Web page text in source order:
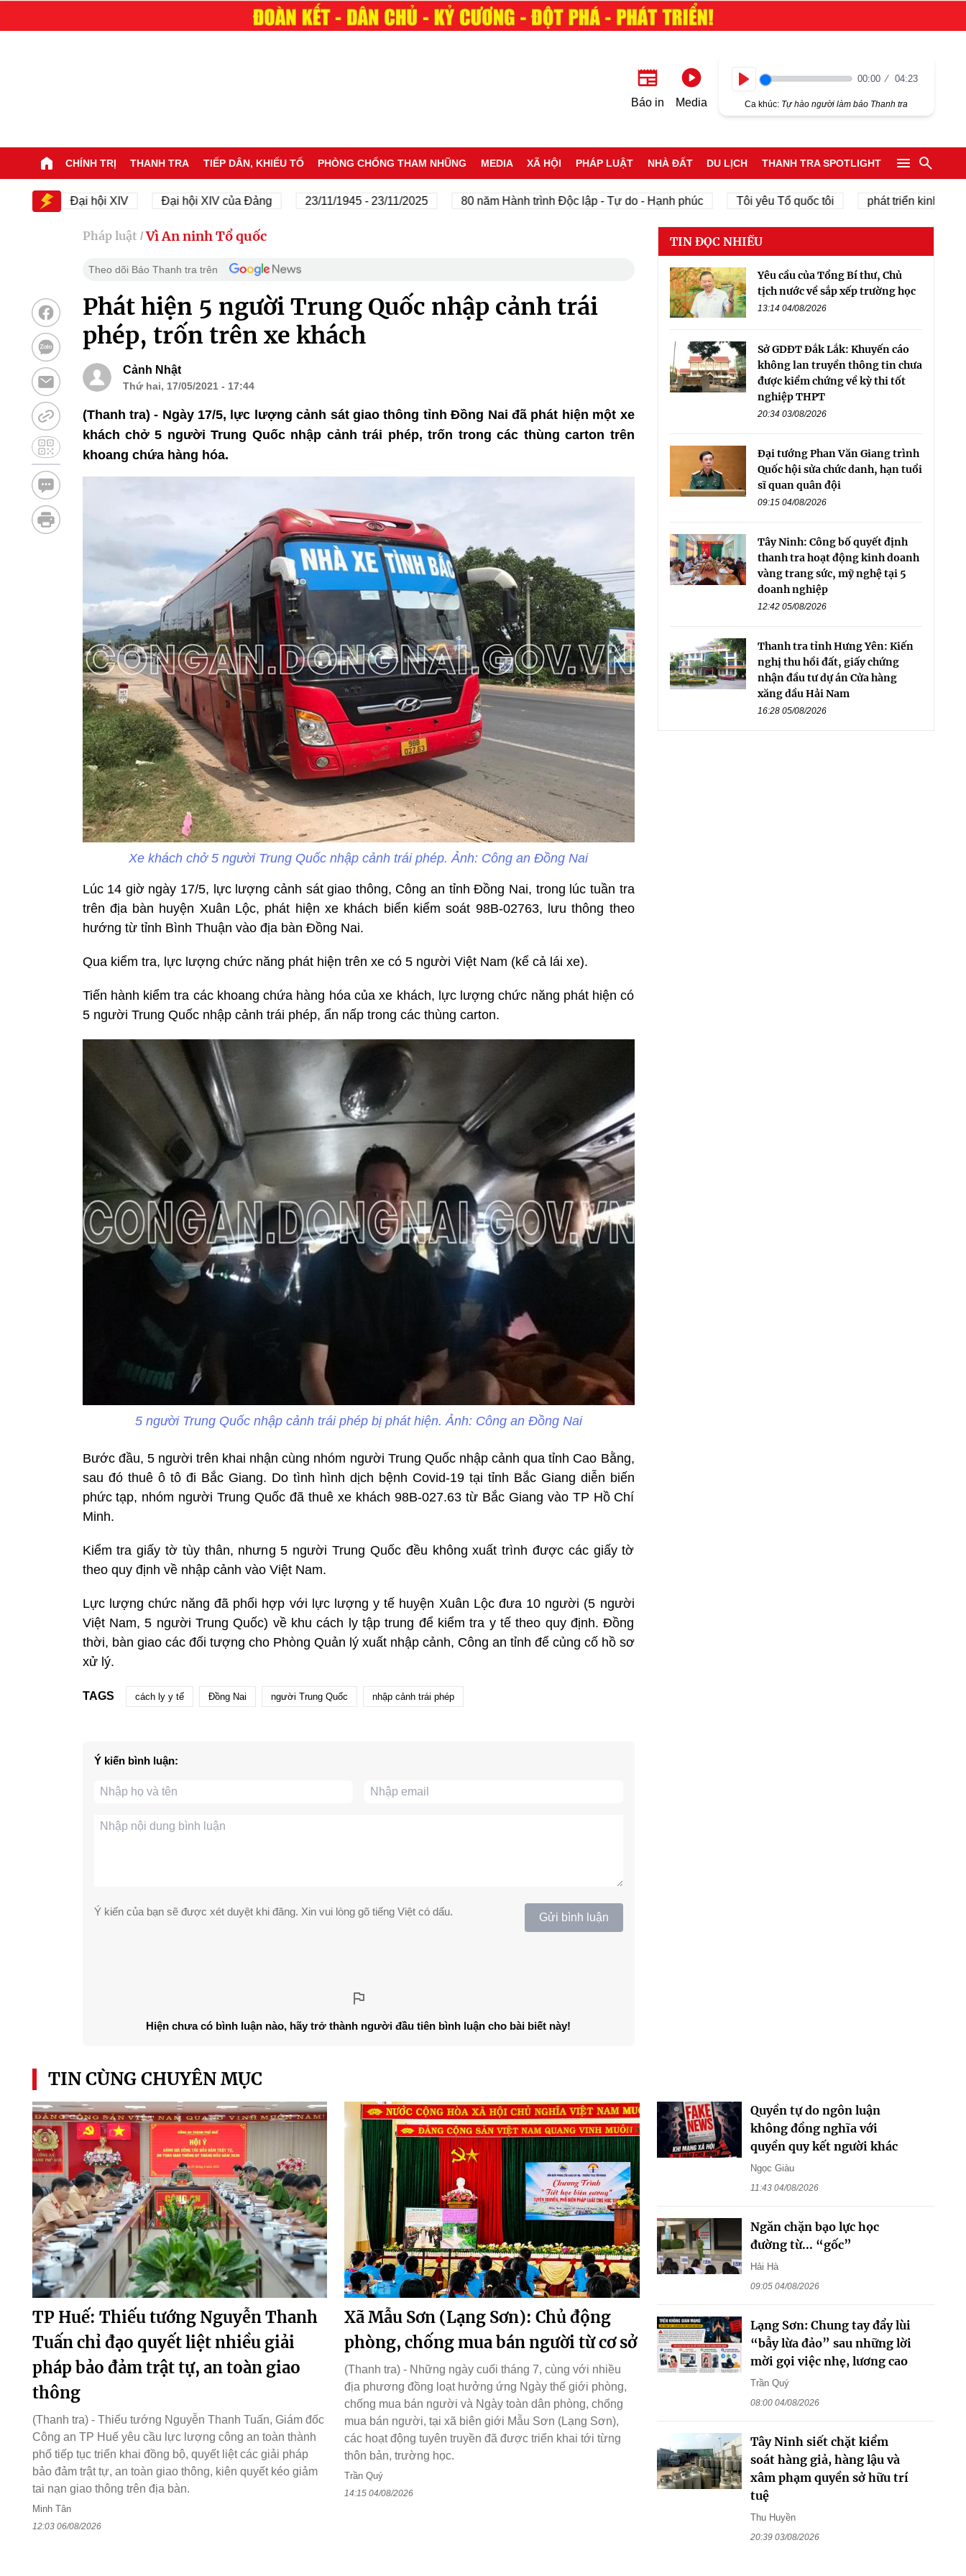
Báo in Media
00:00 04:23
Ca khúc: Tự hào người làm báo Thanh tra
CHÍNH TRỊ THANH TRA TIẾP DÂN, KHIẾU TỐ PHÒNG CHỐNG THAM NHŨNG MEDIA XÃ HỘI PHÁP LUẬT NHÀ ĐẤT DU LỊCH THANH TRA SPOTLIGHT
Đại hội XIV Đại hội XIV của Đảng 23/11/1945 - 23/11/2025 80 năm Hành trình Độc lập - Tự do - Hạnh phúc Tôi yêu Tổ quốc tôi phát triển kinh tế tư nhân
Pháp luật / Vì An ninh Tổ quốc
Theo dõi Báo Thanh tra trên
Phát hiện 5 người Trung Quốc nhập cảnh trái
phép, trốn trên xe khách
Cảnh Nhật
Thứ hai, 17/05/2021 - 17:44
(Thanh tra) - Ngày 17/5, lực lượng cảnh sát giao thông tỉnh Đồng Nai đã phát hiện một xe
khách chở 5 người Trung Quốc nhập cảnh trái phép, trốn trong các thùng carton trên
khoang chứa hàng hóa.
Xe khách chở 5 người Trung Quốc nhập cảnh trái phép. Ảnh: Công an Đồng Nai
Lúc 14 giờ ngày 17/5, lực lượng cảnh sát giao thông, Công an tỉnh Đồng Nai, trong lúc tuần tra
trên địa bàn huyện Xuân Lộc, phát hiện xe khách biển kiểm soát 98B-02763, lưu thông theo
hướng từ tỉnh Bình Thuận vào địa bàn Đồng Nai.
Qua kiểm tra, lực lượng chức năng phát hiện trên xe có 5 người Việt Nam (kể cả lái xe).
Tiến hành kiểm tra các khoang chứa hàng hóa của xe khách, lực lượng chức năng phát hiện có
5 người Trung Quốc nhập cảnh trái phép, ẩn nấp trong các thùng carton.
5 người Trung Quốc nhập cảnh trái phép bị phát hiện. Ảnh: Công an Đồng Nai
Bước đầu, 5 người trên khai nhận cùng nhóm người Trung Quốc nhập cảnh qua tỉnh Cao Bằng,
sau đó thuê ô tô đi Bắc Giang. Do tình hình dịch bệnh Covid-19 tại tỉnh Bắc Giang diễn biến
phức tạp, nhóm người Trung Quốc đã thuê xe khách 98B-027.63 từ Bắc Giang vào TP Hồ Chí
Minh.
Kiểm tra giấy tờ tùy thân, nhưng 5 người Trung Quốc đều không xuất trình được các giấy tờ
theo quy định về nhập cảnh vào Việt Nam.
Lực lượng chức năng đã phối hợp với lực lượng y tế huyện Xuân Lộc đưa 10 người (5 người
Việt Nam, 5 người Trung Quốc) về khu cách ly tập trung để kiểm tra y tế theo quy định. Đồng
thời, bàn giao các đối tượng cho Phòng Quản lý xuất nhập cảnh, Công an tỉnh để củng cố hồ sơ
xử lý.
TAGS cách ly y tế Đồng Nai người Trung Quốc nhập cảnh trái phép
Ý kiến bình luận:
Ý kiến của bạn sẽ được xét duyệt khi đăng. Xin vui lòng gõ tiếng Việt có dấu. Gửi bình luận
Hiện chưa có bình luận nào, hãy trở thành người đầu tiên bình luận cho bài biết này!
TIN ĐỌC NHIỀU
Yêu cầu của Tổng Bí thư, Chủ
tịch nước về sắp xếp trường học
13:14 04/08/2026
Sở GDĐT Đắk Lắk: Khuyến cáo
không lan truyền thông tin chưa
được kiểm chứng về kỳ thi tốt
nghiệp THPT
20:34 03/08/2026
Đại tướng Phan Văn Giang trình
Quốc hội sửa chức danh, hạn tuổi
sĩ quan quân đội
09:15 04/08/2026
Tây Ninh: Công bố quyết định
thanh tra hoạt động kinh doanh
vàng trang sức, mỹ nghệ tại 5
doanh nghiệp
12:42 05/08/2026
Thanh tra tỉnh Hưng Yên: Kiến
nghị thu hồi đất, giấy chứng
nhận đầu tư dự án Cửa hàng
xăng dầu Hải Nam
16:28 05/08/2026
TIN CÙNG CHUYÊN MỤC
TP Huế: Thiếu tướng Nguyễn Thanh
Tuấn chỉ đạo quyết liệt nhiều giải
pháp bảo đảm trật tự, an toàn giao
thông
(Thanh tra) - Thiếu tướng Nguyễn Thanh Tuấn, Giám đốc
Công an TP Huế yêu cầu lực lượng công an toàn thành
phố tiếp tục triển khai đồng bộ, quyết liệt các giải pháp
bảo đảm trật tự, an toàn giao thông, kiên quyết kéo giảm
tai nạn giao thông trên địa bàn.
Minh Tân
12:03 06/08/2026
Xã Mẫu Sơn (Lạng Sơn): Chủ động
phòng, chống mua bán người từ cơ sở
(Thanh tra) - Những ngày cuối tháng 7, cùng với nhiều
địa phương đồng loạt hưởng ứng Ngày thế giới phòng,
chống mua bán người và Ngày toàn dân phòng, chống
mua bán người, tại xã biên giới Mẫu Sơn (Lạng Sơn),
các hoạt động tuyên truyền đã được triển khai tới từng
thôn bản, trường học.
Trần Quý
14:15 04/08/2026
Quyền tự do ngôn luận
không đồng nghĩa với
quyền quy kết người khác
Ngọc Giàu
11:43 04/08/2026
Ngăn chặn bạo lực học
đường từ... “gốc”
Hải Hà
09:05 04/08/2026
Lạng Sơn: Chung tay đẩy lùi
“bẫy lừa đảo” sau những lời
mời gọi việc nhẹ, lương cao
Trần Quý
08:00 04/08/2026
Tây Ninh siết chặt kiểm
soát hàng giả, hàng lậu và
xâm phạm quyền sở hữu trí
tuệ
Thu Huyền
20:39 03/08/2026